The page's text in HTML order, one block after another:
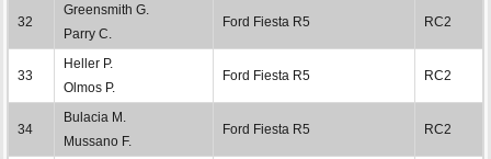
32
Greensmith G.
Parry C.
Ford Fiesta R5 RC2
33
Heller P.
Olmos P.
Ford Fiesta R5 RC2
34
Bulacia M.
Mussano F.
Ford Fiesta R5 RC2